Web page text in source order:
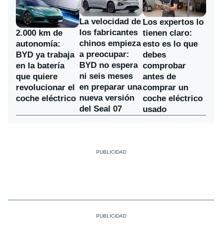
2.000 km de
autonomía:
BYD ya trabaja
en la batería
que quiere
revolucionar el
coche eléctrico
La velocidad de
los fabricantes
chinos empieza
a preocupar:
BYD no espera
ni seis meses
en preparar una
nueva versión
del Seal 07
Los expertos lo
tienen claro:
esto es lo que
debes
comprobar
antes de
comprar un
coche eléctrico
usado